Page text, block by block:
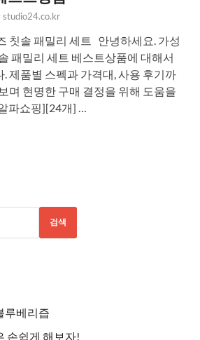
studio24.co.kr
칫솔 패밀리 세트 안녕하세요. 가성
패밀리 세트 베스트상품에 대해서
제품별 스펙과 가격대, 사용 후기까
며 현명한 구매 결정을 위해 도움을
파쇼핑][24개] …
검색
루베리즙
손쉽게 해보자!